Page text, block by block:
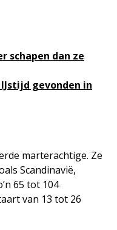
schapen dan ze
gevonden in
marterachtige. Ze
Scandinavië,
65 tot 104
van 13 tot 26